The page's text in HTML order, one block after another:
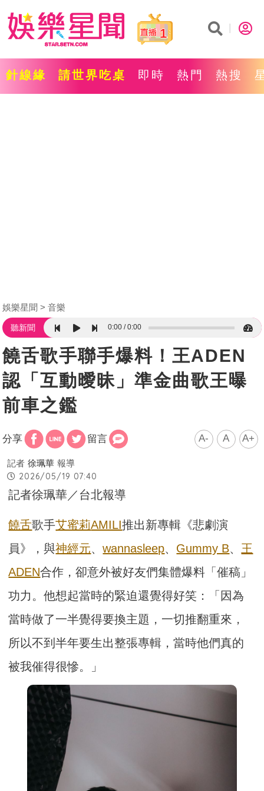
1
針線緣 請世界吃桌 即時 熱門 熱搜
娛樂星聞 音樂
聽新聞 0:00 0:00
饒舌歌手聯手爆料！王ADEN
認「互動曖昧」準金曲歌王曝
前車之鑑
分享 留言 A- A A+
記者 徐珮華 報導
2026/05/19 07:40
記者徐珮華／台北報導
饒舌歌手艾蜜莉AMILI推出新專輯《悲劇演
員》，與神經元、wannasleep、 Gummy B、 王
ADEN合作，卻意外被好友們集體爆料「催稿」
功力。他想起當時的緊迫還覺得好笑：「因為
當時做了一半覺得要換主題，一切推翻重來，
所以不到半年要生出整張專輯，當時他們真的
被我催得很慘。」